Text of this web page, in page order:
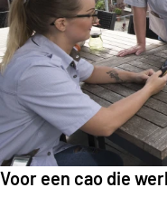
Voor een cao die